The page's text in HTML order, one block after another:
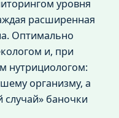
уровня
расширенная
Оптимально
и, при
нутрициологом:
организму, а
случай» баночки